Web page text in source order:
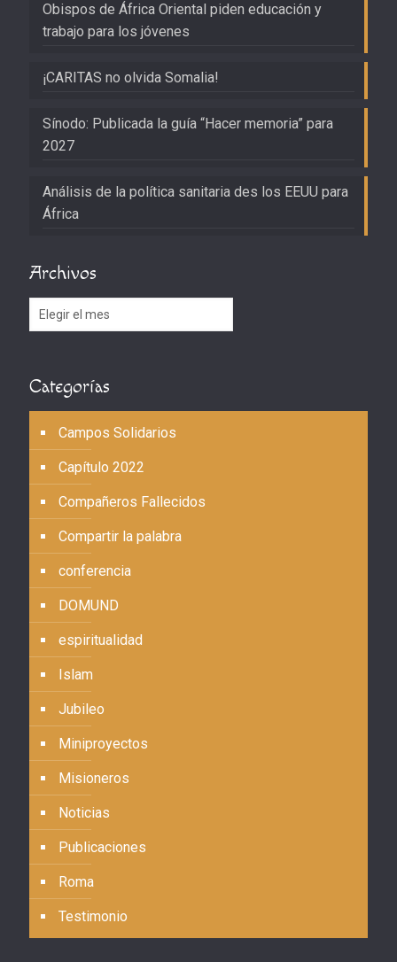
Obispos de África Oriental piden educación y
trabajo para los jóvenes
¡CARITAS no olvida Somalia!
Sínodo: Publicada la guía “Hacer memoria” para
2027
Análisis de la política sanitaria des los EEUU para
África
Archivos
Archivos
Categorías
Campos Solidarios
Capítulo 2022
Compañeros Fallecidos
Compartir la palabra
conferencia
DOMUND
espiritualidad
Islam
Jubileo
Miniproyectos
Misioneros
Noticias
Publicaciones
Roma
Testimonio